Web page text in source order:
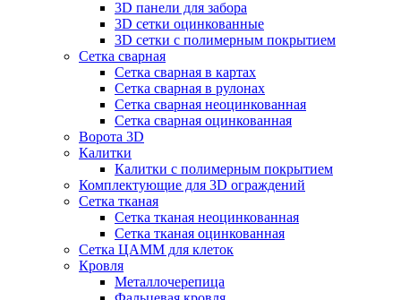
3D панели для забора
3D сетки оцинкованные
3D сетки с полимерным покрытием
Сетка сварная
Сетка сварная в картах
Сетка сварная в рулонах
Сетка сварная неоцинкованная
Сетка сварная оцинкованная
Ворота 3D
Калитки
Калитки с полимерным покрытием
Комплектующие для 3D ограждений
Сетка тканая
Сетка тканая неоцинкованная
Сетка тканая оцинкованная
Сетка ЦАММ для клеток
Кровля
Металлочерепица